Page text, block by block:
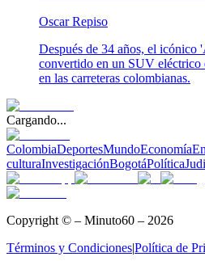
Oscar Repiso
Después de 34 años, el icónico
convertido en un SUV eléctrico
en las carreteras colombianas.
Cargando...
ColombiaDeportesMundoEconomía
culturaInvestigaciónBogotáPolítica
Copyright © – Minuto60 – 2026
Términos y Condiciones|Política de